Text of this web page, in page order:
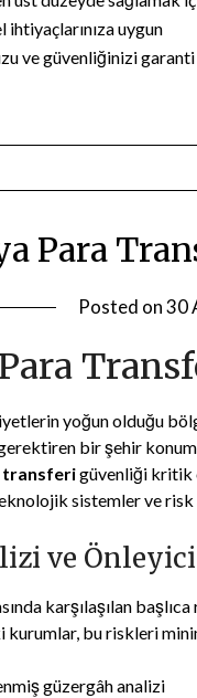
ihtiyaçlarınıza uygun
ve güvenliğinizi garanti
Para
Posted on30
yoğun olduğu
bir şehir
transferigüvenliği kritik
sistemler ve
ve
karşılaşılan
kurumlar, bu riskleri
güzergâh analizi